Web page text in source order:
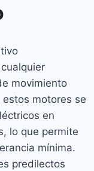
movimiento
motores se
en
lo que permite
mínima.
predilectos